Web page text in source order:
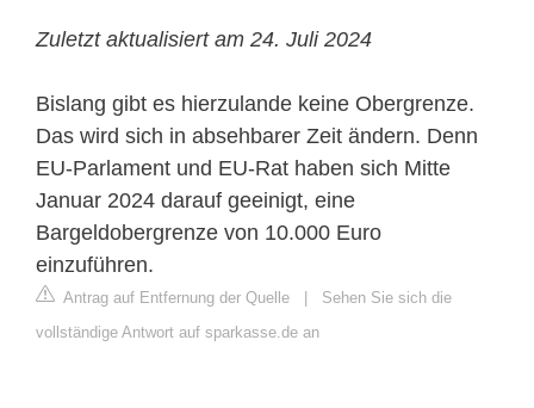
Zuletzt aktualisiert am 24. Juli 2024
Bislang gibt es hierzulande keine Obergrenze.
Das wird sich in absehbarer Zeit ändern. Denn
EU-Parlament und EU-Rat haben sich Mitte
Januar 2024 darauf geeinigt, eine
Bargeldobergrenze von 10.000 Euro
einzuführen.
Antrag auf Entfernung der Quelle
Sehen Sie sich die
vollständige Antwort auf sparkasse.de an